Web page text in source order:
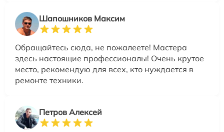
Шапошников Максим
Обращайтесь сюда, не пожалеете! Мастера
здесь настоящие профессионалы! Очень крутое
место, рекомендую для всех, кто нуждается в
ремонте техники.
Петров Алексей